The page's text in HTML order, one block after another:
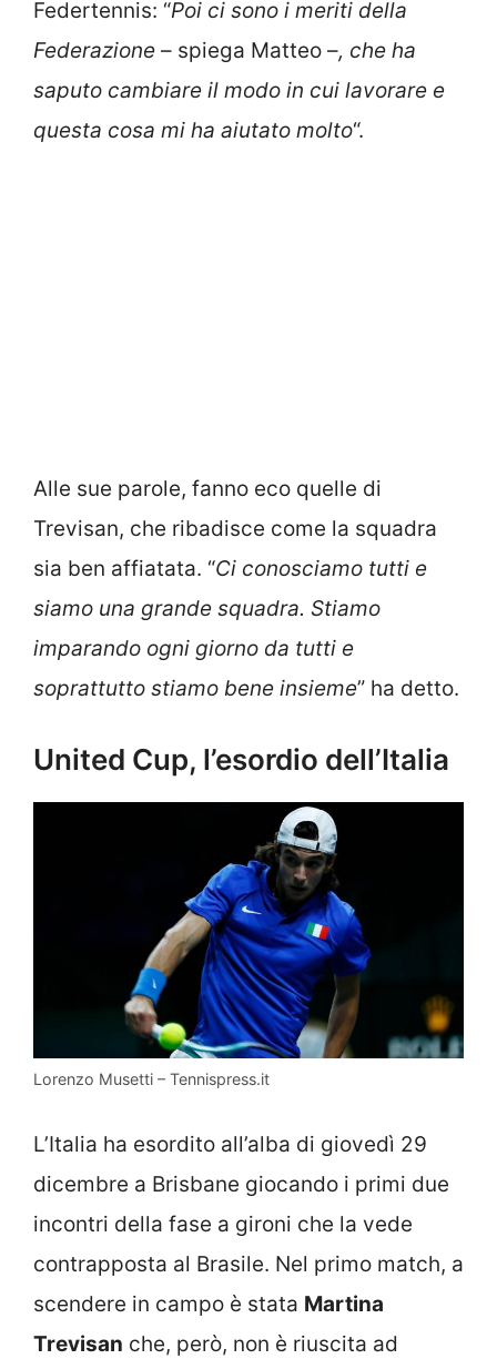
Federtennis: “Poi ci sono i meriti della
Federazione – spiega Matteo –, che ha
saputo cambiare il modo in cui lavorare e
questa cosa mi ha aiutato molto“.
Alle sue parole, fanno eco quelle di
Trevisan, che ribadisce come la squadra
sia ben affiatata. “Ci conosciamo tutti e
siamo una grande squadra. Stiamo
imparando ogni giorno da tutti e
soprattutto stiamo bene insieme” ha detto.
United Cup, l’esordio dell’Italia
Lorenzo Musetti – Tennispress.it
L’Italia ha esordito all’alba di giovedì 29
dicembre a Brisbane giocando i primi due
incontri della fase a gironi che la vede
contrapposta al Brasile. Nel primo match, a
scendere in campo è stata Martina
Trevisan che, però, non è riuscita ad